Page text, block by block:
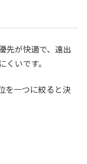
先が快適で、遠出
いです。
を一つに絞ると決